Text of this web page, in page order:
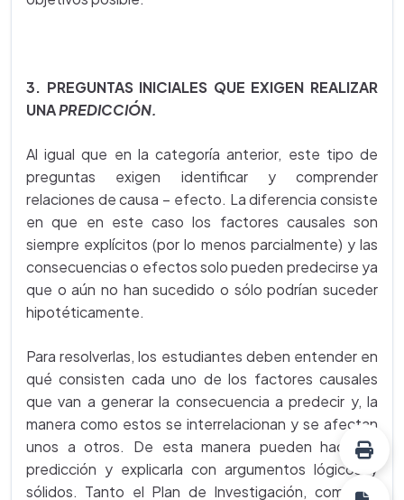
3. PREGUNTAS INICIALES QUE EXIGEN REALIZAR
UNAPREDICCIÓN.
Al igual que en la categoría anterior, este tipo de
preguntas exigen identificar y comprender
relaciones de causa – efecto. La diferencia consiste
en que en este caso los factores causales son
siempre explícitos (por lo menos parcialmente) y las
consecuencias o efectos solo pueden predecirse ya
que o aún no han sucedido o sólo podrían suceder
hipotéticamente.
Para resolverlas, los estudiantes deben entender en
qué consisten cada uno de los factores causales
que van a generar la consecuencia a predecir y, la
manera como estos se interrelacionan y se afectan
unos a otros. De esta manera pueden hacer la
predicción y explicarla con argumentos lógicos y
sólidos. Tanto el Plan de Investigación, como las